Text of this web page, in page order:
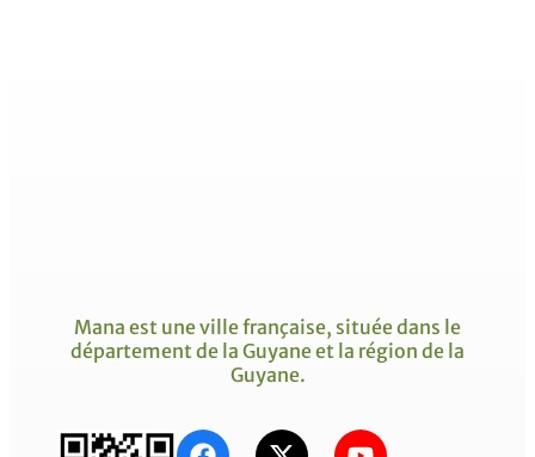
Mana est une ville française, située dans le
département de la Guyane et la région de la
Guyane.